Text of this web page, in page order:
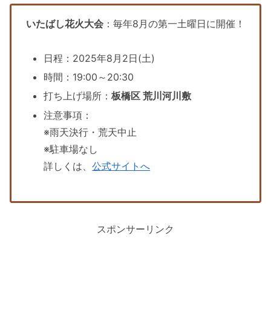
いたばし花火大会 ：毎年8月の第一土曜日に開催！
日程：2025年8月2日(土)
時間：19:00～20:30
打ち上げ場所：板橋区 荒川河川敷
注意事項：
※雨天決行・荒天中止
※駐車場なし
詳しくは、公式サイトへ
スポンサーリンク